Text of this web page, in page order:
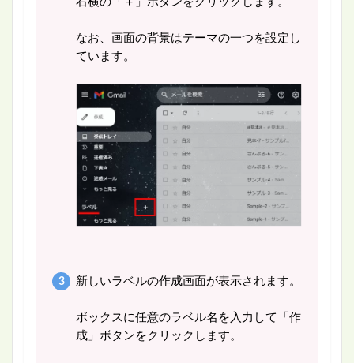
なお、画面の背景はテーマの一つを設定し
ています。
新しいラベルの作成画面が表示されます。
ボックスに任意のラベル名を入力して「作
成」ボタンをクリックします。